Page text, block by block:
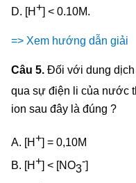
D. [H+] < 0.10M.
=> Xem hướng dẫn giải
Câu 5. Đối với dung
qua sự điện li của nước
ion sau đây là đúng ?
A. [H+ ] = 0,10M
B. [H+] < [NO3
-]